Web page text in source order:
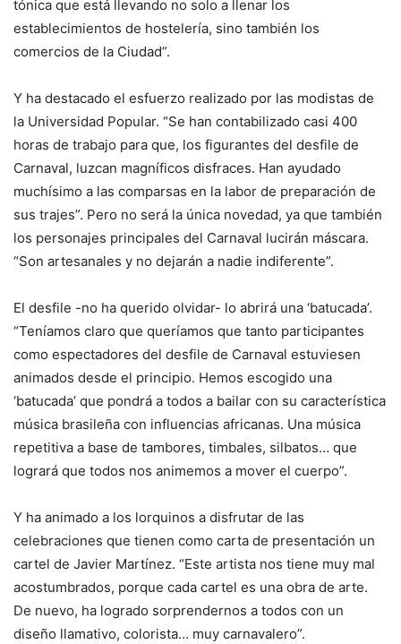
tónica que está llevando no solo a llenar los
establecimientos de hostelería, sino también los
comercios de la Ciudad”.
Y ha destacado el esfuerzo realizado por las modistas de
la Universidad Popular. “Se han contabilizado casi 400
horas de trabajo para que, los figurantes del desfile de
Carnaval, luzcan magníficos disfraces. Han ayudado
muchísimo a las comparsas en la labor de preparación de
sus trajes”. Pero no será la única novedad, ya que también
los personajes principales del Carnaval lucirán máscara.
“Son artesanales y no dejarán a nadie indiferente”.
El desfile -no ha querido olvidar- lo abrirá una ‘batucada’.
“Teníamos claro que queríamos que tanto participantes
como espectadores del desfile de Carnaval estuviesen
animados desde el principio. Hemos escogido una
‘batucada’ que pondrá a todos a bailar con su característica
música brasileña con influencias africanas. Una música
repetitiva a base de tambores, timbales, silbatos… que
logrará que todos nos animemos a mover el cuerpo”.
Y ha animado a los lorquinos a disfrutar de las
celebraciones que tienen como carta de presentación un
cartel de Javier Martínez. “Este artista nos tiene muy mal
acostumbrados, porque cada cartel es una obra de arte.
De nuevo, ha logrado sorprendernos a todos con un
diseño llamativo, colorista… muy carnavalero”.